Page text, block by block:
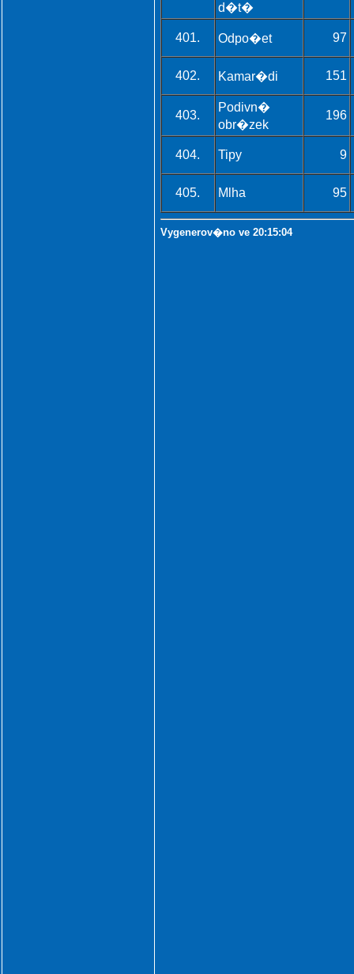
d�t�
401. Odpo�et 97
402. Kamar�di 151
403.
Podivn�
obr�zek
196
404. Tipy 9
405. Mlha 95
Vygenerov�no ve 20:15:04